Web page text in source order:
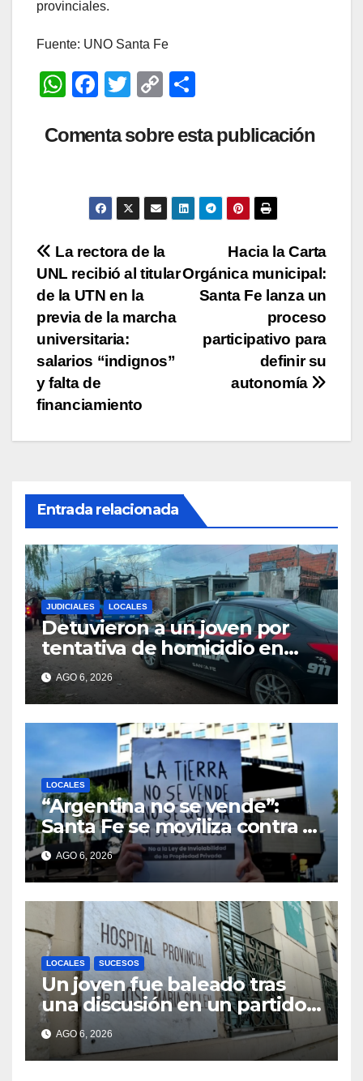
provinciales.
Fuente: UNO Santa Fe
W
at
F
c
b
o
o
k
T
tt
C
p
Li
n
m
ar
tir
Comenta sobre esta publicación
Navegación
de
entradas
Hacia la Carta
Orgánica municipal:
Santa Fe lanza un
proceso
participativo para
definir su
autonomía
La rectora de la
UNL recibió al titular
de la UTN en la
previa de la marcha
universitaria:
salarios “indignos”
y falta de
financiamiento
Entrada relacionada
JUDICIALES LOCALES
Detuvieron a un joven por
tentativa de homicidio en
barrio 12 de Octubre
AGO 6, 2026
LOCALES
“Argentina no se vende”:
Santa Fe se moviliza contra el
proyecto de Ley de Tierras
AGO 6, 2026
LOCALES SUCESOS
Un joven fue baleado tras
una discusión en un partido
de fútbol en Colastiné Norte
AGO 6, 2026